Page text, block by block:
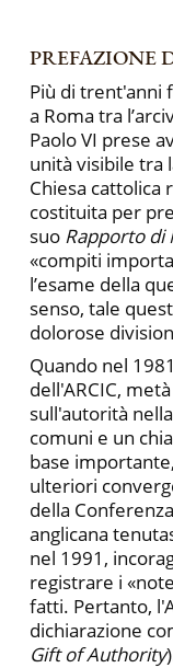
PREFAZIONE
Più di trent'anni
a Roma tra
Paolo VI prese
unità visibile tra
Chiesa cattolica
costituita per
suo Rapporto di
«compiti
l’esame della
senso, tale
dolorose
Quando nel
dell'ARCIC,
sull'autorità
comuni e un
base
ulteriori
della
anglicana
nel 1991,
registrare i
fatti. Pertanto,
dichiarazione
Gift of Authority